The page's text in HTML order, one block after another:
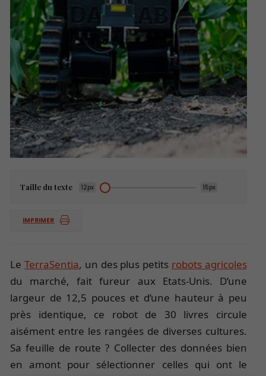
Taille du texte 12px 15px
IMPRIMER
LeTerraSentia, un des plus petits robots agricoles
du marché, fait fureur aux Etats-Unis. D’une
largeur de 12,5 pouces et d’une hauteur à peu
près identique, ce robot de 30 livres circule
aisément entre les rangées de diverses cultures.
Sa feuille de route ? Collecter des données bien
en amont pour sélectionner celles qui ont le